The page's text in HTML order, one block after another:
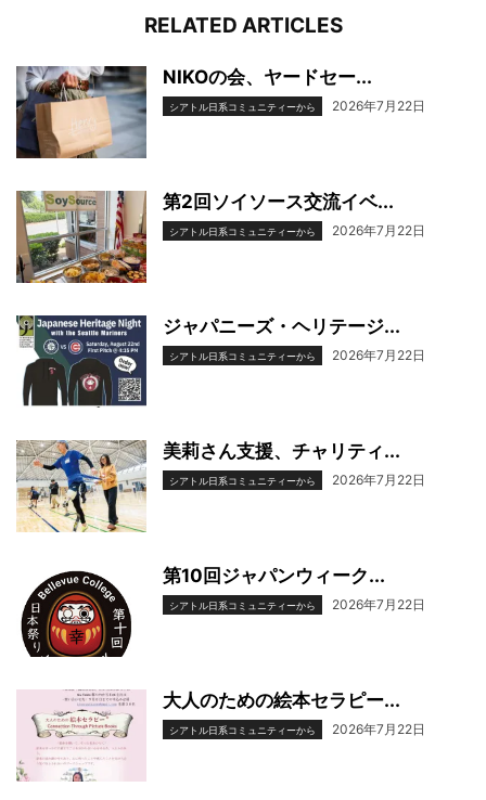
RELATED ARTICLES
NIKOの会、ヤードセー...
シアトル日系コミュニティーから 2026年7月22日
第2回ソイソース交流イベ...
シアトル日系コミュニティーから 2026年7月22日
ジャパニーズ・ヘリテージ...
シアトル日系コミュニティーから 2026年7月22日
美莉さん支援、チャリティ...
シアトル日系コミュニティーから 2026年7月22日
第10回ジャパンウィーク...
シアトル日系コミュニティーから 2026年7月22日
大人のための絵本セラピー...
シアトル日系コミュニティーから 2026年7月22日